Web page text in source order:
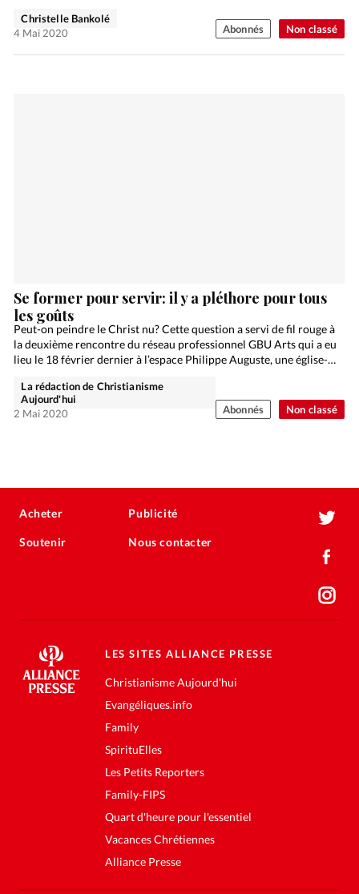
Non classé
Christelle Bankolé
4 Mai 2020
Abonnés
Non classé
Se former pour servir: il y a pléthore pour tous
les goûts
Peut-on peindre le Christ nu? Cette question a servi de fil rouge à
la deuxième rencontre du réseau professionnel GBU Arts qui a eu
lieu le 18 février dernier à l’espace Philippe Auguste, une église-…
La rédaction de Christianisme
Aujourd'hui
2 Mai 2020
Abonnés
Acheter
Soutenir
Publicité
Nous contacter
LES SITES ALLIANCE PRESSE
Christianisme Aujourd'hui
Evangéliques.info
Family
SpirituElles
Les Petits Reporters
Family-FIPS
Quart d'heure pour l'essentiel
Vacances Chrétiennes
Alliance Presse